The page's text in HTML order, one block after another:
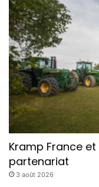
Kramp France
partenariat
3 août 2026